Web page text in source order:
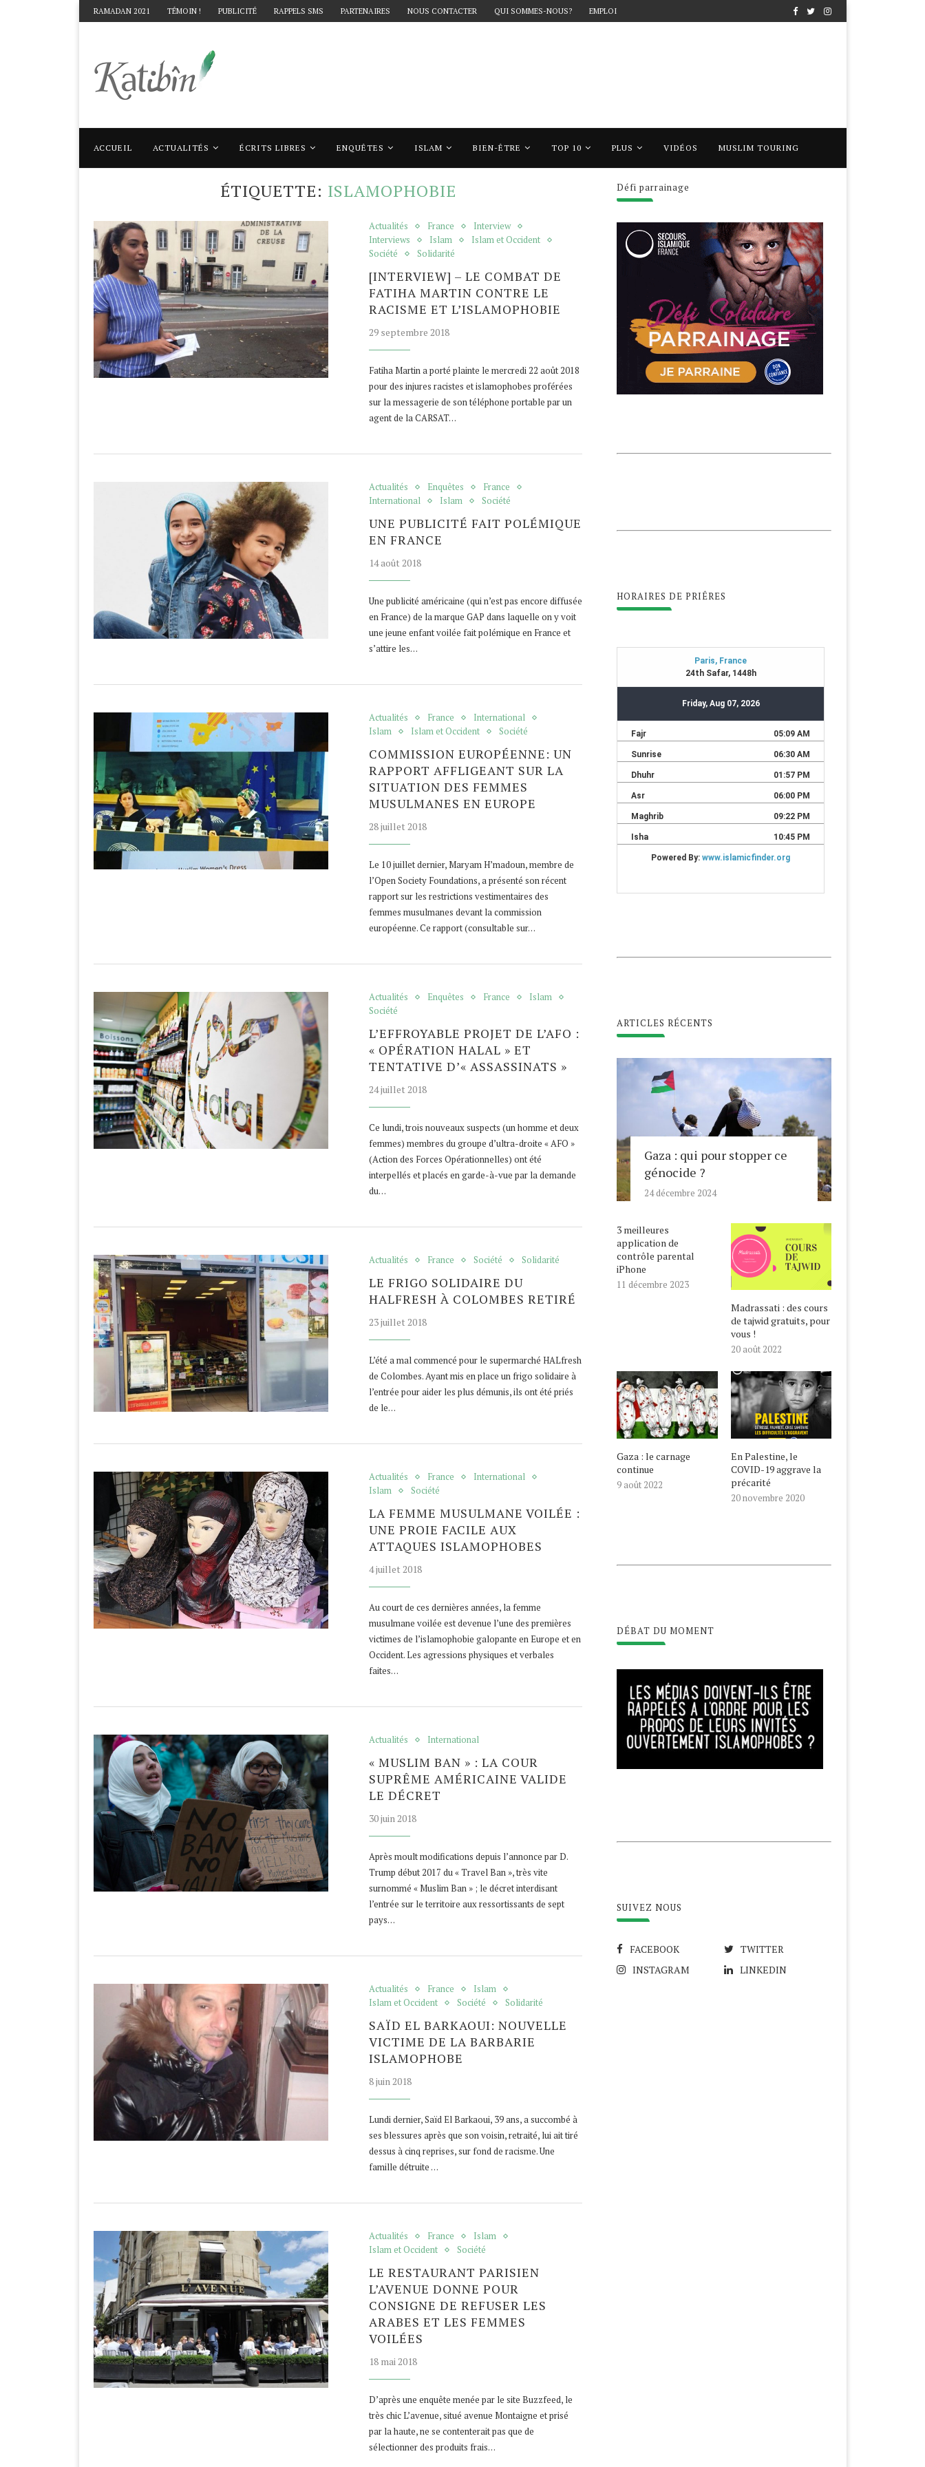
RAMADAN 2021 TÉMOIN ! PUBLICITÉ RAPPELS SMS PARTENAIRES NOUS CONTACTER QUI SOMMES-NOUS? EMPLOI
ACCUEIL ACTUALITÉS ÉCRITS LIBRES ENQUÊTES ISLAM BIEN-ÊTRE TOP 10 PLUS VIDÉOS MUSLIM TOURING
Accueil Mots clés Articles taggés avec "islamophobie"
ÉTIQUETTE: ISLAMOPHOBIE
Actualités France
Interview
Interviews
Islam
Islam et Occident
Société
Solidarité
[INTERVIEW] – LE COMBAT DE
FATIHA MARTIN CONTRE LE
RACISME ET L’ISLAMOPHOBIE
29 septembre 2018
Fatiha Martin a porté plainte le mercredi 22 août 2018
pour des injures racistes et islamophobes proférées
sur la messagerie de son téléphone portable par un
agent de la CARSAT…
Actualités Enquêtes
France
International
Islam Société
UNE PUBLICITÉ FAIT POLÉMIQUE
EN FRANCE
14 août 2018
Une publicité américaine (qui n’est pas encore diffusée
en France) de la marque GAP dans laquelle on y voit
une jeune enfant voilée fait polémique en France et
s’attire les…
Actualités France
International
Islam
Islam et Occident Société
COMMISSION EUROPÉENNE: UN
RAPPORT AFFLIGEANT SUR LA
SITUATION DES FEMMES
MUSULMANES EN EUROPE
28 juillet 2018
Le 10 juillet dernier, Maryam H’madoun, membre de
l’Open Society Foundations, a présenté son récent
rapport sur les restrictions vestimentaires des
femmes musulmanes devant la commission
européenne. Ce rapport (consultable sur…
Actualités Enquêtes France
Islam
Société
L’EFFROYABLE PROJET DE L’AFO :
« OPÉRATION HALAL » ET
TENTATIVE D’« ASSASSINATS »
24 juillet 2018
Ce lundi, trois nouveaux suspects (un homme et deux
femmes) membres du groupe d’ultra-droite « AFO »
(Action des Forces Opérationnelles) ont été
interpellés et placés en garde-à-vue par la demande
du…
Actualités France Société Solidarité
LE FRIGO SOLIDAIRE DU
HALFRESH À COLOMBES RETIRÉ
23 juillet 2018
L’été a mal commencé pour le supermarché HALfresh
de Colombes. Ayant mis en place un frigo solidaire à
l’entrée pour aider les plus démunis, ils ont été priés
de le…
Actualités France
International
Islam
Société
LA FEMME MUSULMANE VOILÉE :
UNE PROIE FACILE AUX
ATTAQUES ISLAMOPHOBES
4 juillet 2018
Au court de ces dernières années, la femme
musulmane voilée est devenue l’une des premières
victimes de l’islamophobie galopante en Europe et en
Occident. Les agressions physiques et verbales
faites…
Actualités International
« MUSLIM BAN » : LA COUR
SUPRÊME AMÉRICAINE VALIDE
LE DÉCRET
30 juin 2018
Après moult modifications depuis l’annonce par D.
Trump début 2017 du « Travel Ban », très vite
surnommé « Muslim Ban » ; le décret interdisant
l’entrée sur le territoire aux ressortissants de sept
pays…
Actualités France
Islam
Islam et Occident
Société Solidarité
SAÏD EL BARKAOUI: NOUVELLE
VICTIME DE LA BARBARIE
ISLAMOPHOBE
8 juin 2018
Lundi dernier, Saïd El Barkaoui, 39 ans, a succombé à
ses blessures après que son voisin, retraité, lui ait tiré
dessus à cinq reprises, sur fond de racisme. Une
famille détruite …
Actualités France
Islam
Islam et Occident
Société
LE RESTAURANT PARISIEN
L’AVENUE DONNE POUR
CONSIGNE DE REFUSER LES
ARABES ET LES FEMMES
VOILÉES
18 mai 2018
D’après une enquête menée par le site Buzzfeed, le
très chic L’avenue, situé avenue Montaigne et prisé
par la haute, ne se contenterait pas que de
sélectionner des produits frais…
Défi parrainage
HORAIRES DE PRIÊRES
ARTICLES RÉCENTS
Gaza : qui pour stopper ce
génocide ?
24 décembre 2024
3 meilleures
application de
contrôle parental
iPhone
11 décembre 2023
Madrassati : des cours
de tajwid gratuits, pour
vous !
20 août 2022
Gaza : le carnage
continue
9 août 2022
En Palestine, le
COVID-19 aggrave la
précarité
20 novembre 2020
DÉBAT DU MOMENT
SUIVEZ NOUS
FACEBOOK
TWITTER
INSTAGRAM
LINKEDIN